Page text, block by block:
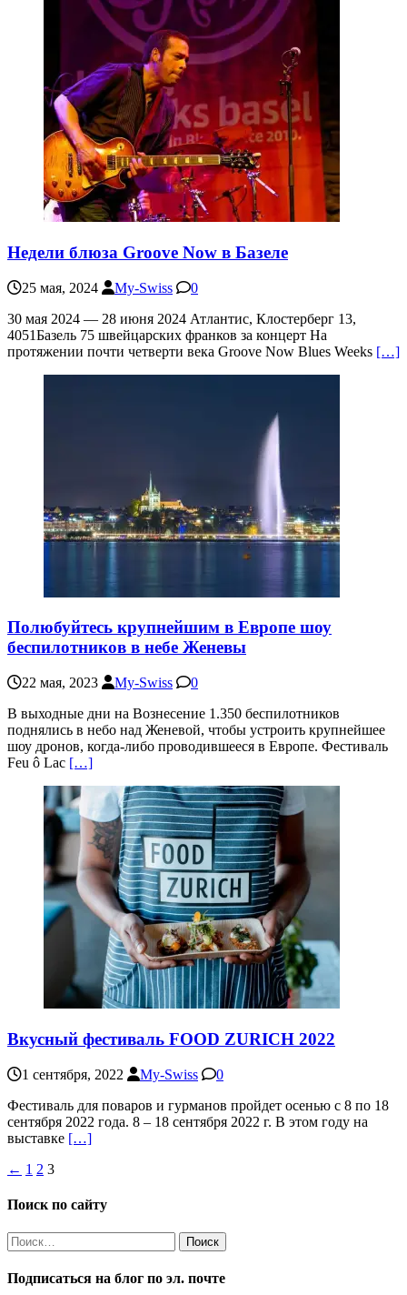
Недели блюза Groove Now в Базеле
25 мая, 2024 My-Swiss
0
30 мая 2024 — 28 июня 2024 Атлантис, Клостерберг 13,
4051Базель 75 швейцарских франков за концерт На
протяжении почти четверти века Groove Now Blues Weeks […]
Полюбуйтесь крупнейшим в Европе шоу
беспилотников в небе Женевы
22 мая, 2023 My-Swiss
0
В выходные дни на Вознесение 1.350 беспилотников
поднялись в небо над Женевой, чтобы устроить крупнейшее
шоу дронов, когда-либо проводившееся в Европе. Фестиваль
Feu ô Lac […]
Вкусный фестиваль FOOD ZURICH 2022
1 сентября, 2022 My-Swiss
0
Фестиваль для поваров и гурманов пройдет осенью с 8 по 18
сентября 2022 года. 8 – 18 сентября 2022 г. В этом году на
выставке […]
Пагинация
записей
← 1 2 3
Поиск по сайту
Найти:
Подписаться на блог по эл. почте